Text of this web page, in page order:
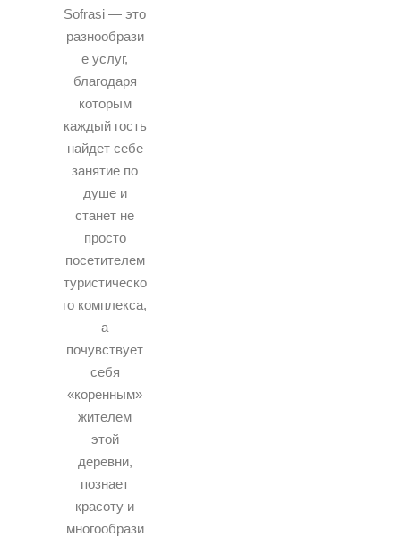
Sofrasi — это
разнообрази
е услуг,
благодаря
которым
каждый гость
найдет себе
занятие по
душе и
станет не
просто
посетителем
туристическо
го комплекса,
а
почувствует
себя
«коренным»
жителем
этой
деревни,
познает
красоту и
многообрази